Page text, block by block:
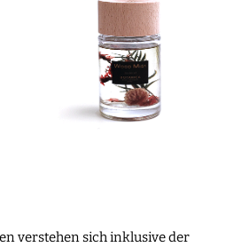
verstehen sich inklusive der